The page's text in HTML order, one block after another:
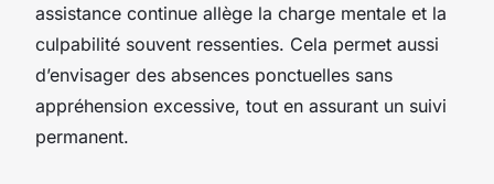
assistance continue allège la charge mentale et la
culpabilité souvent ressenties. Cela permet aussi
d’envisager des absences ponctuelles sans
appréhension excessive, tout en assurant un suivi
permanent.